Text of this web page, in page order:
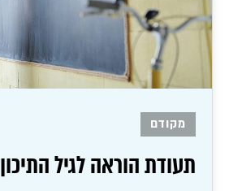
מקודם
תעודת הוראה לגיל התיכון